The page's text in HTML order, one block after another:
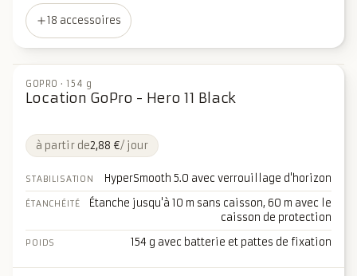
18 accessoires
GOPRO ·154 g
Location GoPro - Hero 11 Black
à partir de2,88 €/ jour
STABILISATION HyperSmooth 5.0 avec verrouillage d'horizon
ÉTANCHÉITÉ
Étanche jusqu'à 10 m sans caisson, 60 m avec le
caisson de protection
POIDS 154 g avec batterie et pattes de fixation